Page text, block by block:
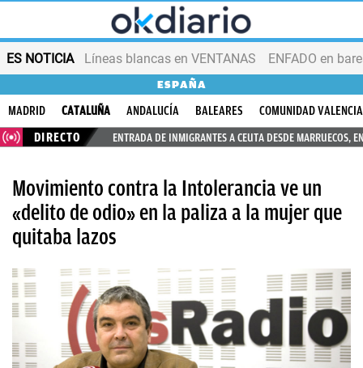
ES NOTICIA Líneas blancas en VENTANAS ENFADO en
ESPAÑA
MADRID CATALUÑA ANDALUCÍA BALEARES
COMUNIDAD
DIRECTO
ENTRADA DE INMIGRANTES A CEUTA DESDE MARRUECOS,
Movimiento contra la Intolerancia ve un
«delito de odio» en la paliza a la mujer que
quitaba lazos